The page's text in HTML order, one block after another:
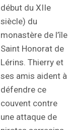
début du XIIe
siècle) du
monastère de l’île
Saint Honorat de
Lérins. Thierry et
ses amis aident à
défendre ce
couvent contre
une attaque de